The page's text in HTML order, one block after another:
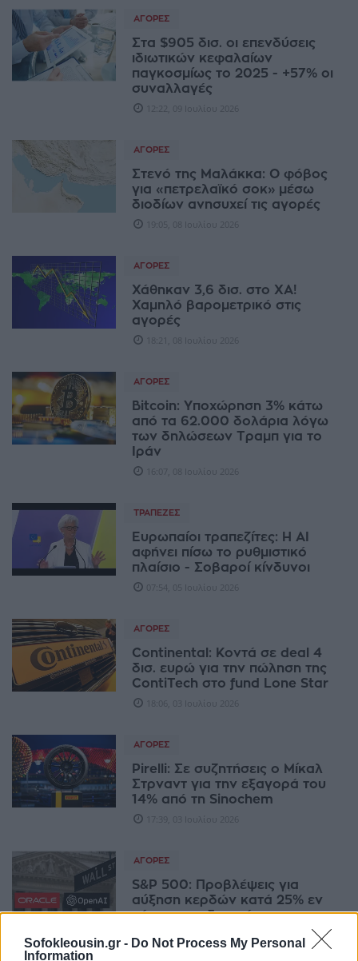
Sofokleousin.gr - Do Not Process My Personal
Information
ΑΓΟΡΈΣ
Στα $905 δισ. οι επενδύσεις
ιδιωτικών κεφαλαίων
παγκοσμίως το 2025 - +57% οι
συναλλαγές
12:22, 09 Ιουλίου 2026
ΑΓΟΡΈΣ
Στενό της Μαλάκκα: Ο φόβος
για «πετρελαϊκό σοκ» μέσω
διοδίων ανησυχεί τις αγορές
19:05, 08 Ιουλίου 2026
ΑΓΟΡΈΣ
Χάθηκαν 3,6 δισ. στο ΧΑ!
Χαμηλό βαρομετρικό στις
αγορές
18:21, 08 Ιουλίου 2026
ΑΓΟΡΈΣ
Bitcoin: Υποχώρηση 3% κάτω
από τα 62.000 δολάρια λόγω
των δηλώσεων Τραμπ για το
Ιράν
16:07, 08 Ιουλίου 2026
ΤΡΆΠΕΖΕΣ
Ευρωπαίοι τραπεζίτες: Η AI
αφήνει πίσω το ρυθμιστικό
πλαίσιο - Σοβαροί κίνδυνοι
07:54, 05 Ιουλίου 2026
ΑΓΟΡΈΣ
Continental: Κοντά σε deal 4
δισ. ευρώ για την πώληση της
ContiTech στο fund Lone Star
18:06, 03 Ιουλίου 2026
ΑΓΟΡΈΣ
Pirelli: Σε συζητήσεις ο Μίκαλ
Στρναντ για την εξαγορά του
14% από τη Sinochem
17:39, 03 Ιουλίου 2026
ΑΓΟΡΈΣ
S&P 500: Προβλέψεις για
αύξηση κερδών κατά 25% εν
μέσω προειδοποιήσεων για
17:05, 03 Ιουλίου 2026